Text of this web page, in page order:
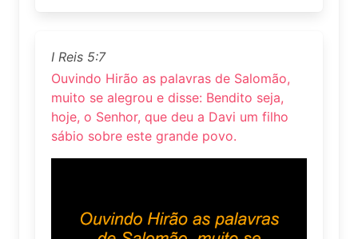
I Reis 5:7
Ouvindo Hirão as palavras de Salomão,
muito se alegrou e disse: Bendito seja,
hoje, o Senhor, que deu a Davi um filho
sábio sobre este grande povo.